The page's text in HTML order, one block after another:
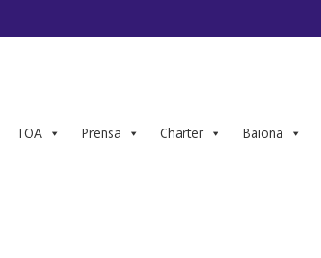
TOA Prensa Charter Baiona